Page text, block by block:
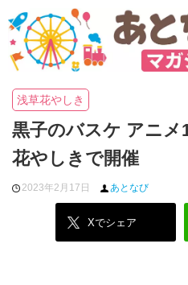
浅草花やしき
黒子のバスケ アニ
花やしきで開催
2023年2月17日 あとなび
Xでシェア